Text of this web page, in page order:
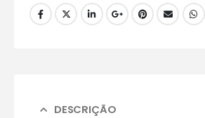
DESCRIÇÃO